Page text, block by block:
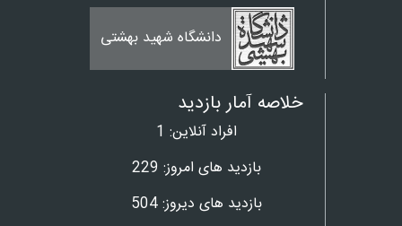
دانشگاه شهید بهشتی
خلاصه آمار بازدید
افراد آنلاین: 1
بازدید های امروز: 229
بازدید های دیروز:504